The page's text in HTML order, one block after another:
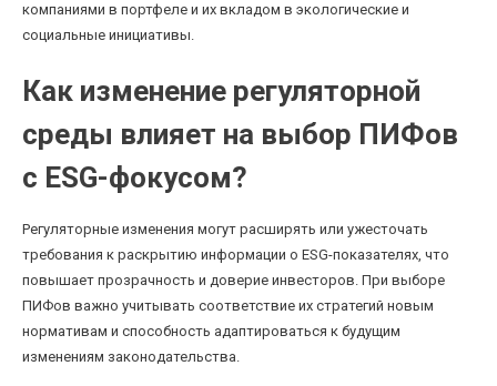
компаниями в портфеле и их вкладом в экологические и
социальные инициативы.
Как изменение регуляторной
среды влияет на выбор ПИФов
с ESG-фокусом?
Регуляторные изменения могут расширять или ужесточать
требования к раскрытию информации о ESG-показателях, что
повышает прозрачность и доверие инвесторов. При выборе
ПИФов важно учитывать соответствие их стратегий новым
нормативам и способность адаптироваться к будущим
изменениям законодательства.